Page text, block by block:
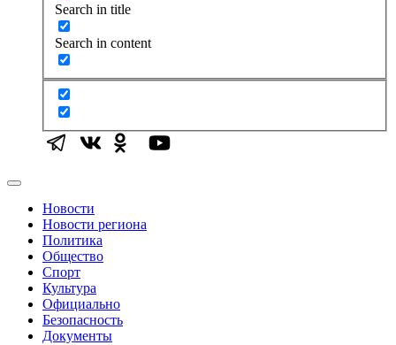
Search in title
Search in content
Новости
Новости региона
Политика
Общество
Спорт
Культура
Официально
Безопасность
Документы